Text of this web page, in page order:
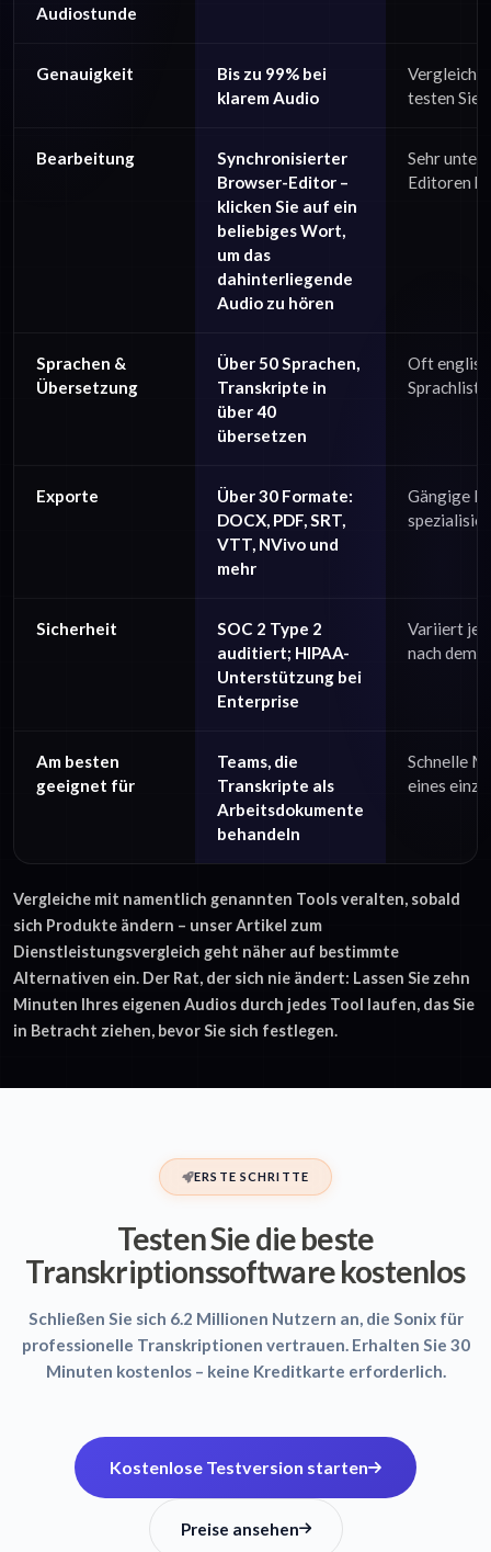
Audiostunde
Genauigkeit
Bis zu 99% bei
klarem Audio
testen Sie
Bearbeitung
Synchronisierter
Browser-Editor –
klicken Sie auf ein
beliebiges Wort,
um das
dahinterliegende
Audio zu hören
Sehr
Editoren
Sprachen &
Übersetzung
Über 50 Sprachen,
Transkripte in
über 40
übersetzen
Oft
Exporte
Über 30 Formate:
DOCX, PDF, SRT,
VTT, NVivo und
mehr
Gängige
Sicherheit
SOC 2 Type 2
auditiert; HIPAA-
Unterstützung bei
Enterprise
Variiert je
nach dem
Am besten
geeignet für
Teams, die
Transkripte als
Arbeitsdokumente
behandeln
Schnelle
eines
Vergleiche mit namentlich genannten Tools veralten, sobald
sich Produkte ändern – unser Artikel zum
Dienstleistungsvergleich geht näher auf bestimmte
Alternativen ein. Der Rat, der sich nie ändert: Lassen Sie zehn
Minuten Ihres eigenen Audios durch jedes Tool laufen, das Sie
in Betracht ziehen, bevor Sie sich festlegen.
ERSTE SCHRITTE
Testen Sie die beste
Transkriptionssoftware kostenlos
Schließen Sie sich 6.2 Millionen Nutzern an, die Sonix für
professionelle Transkriptionen vertrauen. Erhalten Sie 30
Minuten kostenlos – keine Kreditkarte erforderlich.
Kostenlose Testversion starten
Preise ansehen